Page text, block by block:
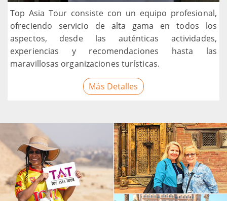
Top Asia Tour consiste con un equipo profesional,
ofreciendo servicio de alta gama en todos los
aspectos, desde las auténticas actividades,
experiencias y recomendaciones hasta las
maravillosas organizaciones turísticas.
Más Detalles